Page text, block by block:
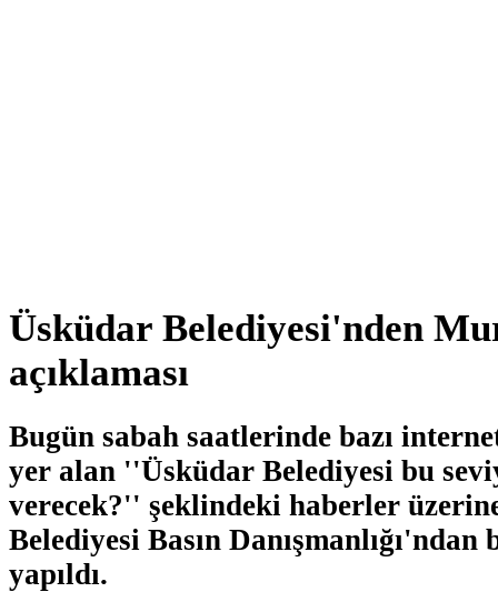
Üsküdar Belediyesi'nden
açıklaması
Bugün sabah saatlerinde bazı
yer alan ''Üsküdar Belediyesi bu
verecek?'' şeklindeki haberler
Belediyesi Basın Danışmanlığı'ndan
yapıldı.